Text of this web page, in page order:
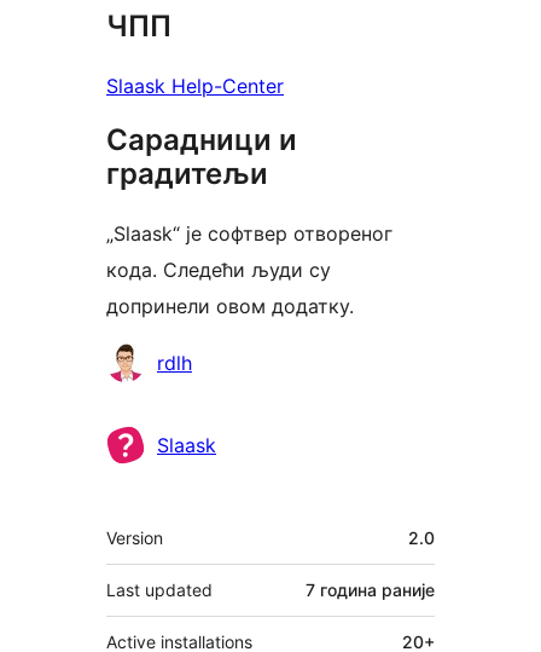
ЧПП
Slaask Help-Center
Сарадници и
градитељи
„Slaask“ је софтвер отвореног
кода. Следећи људи су
допринели овом додатку.
Сарадници
rdlh
Slaask
Мета
Version 2.0
Last updated 7 година раније
Active installations 20+